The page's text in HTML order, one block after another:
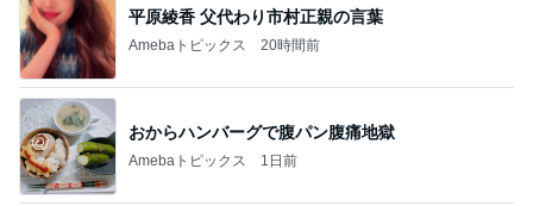
平原綾香 父代わり市村正親の言葉
Amebaトピックス 20時間前
おからハンバーグで腹パン腹痛地獄
Amebaトピックス 1日前